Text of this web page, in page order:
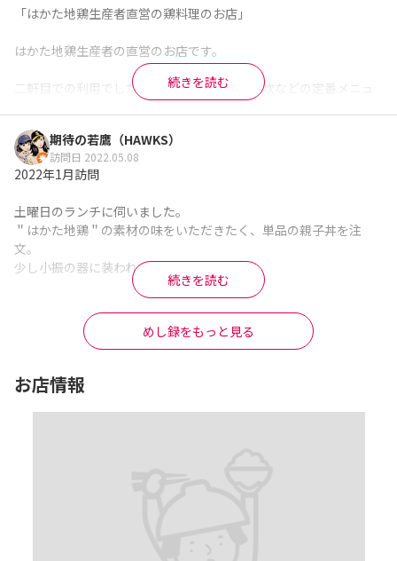
「はかた地鶏生産者直営の鶏料理のお店」
はかた地鶏生産者の直営のお店です。
二軒目での利用でしたが、地鶏の炭火焼や雑炊などの定番メニュ
け等が工夫されており、最後まで楽しめました。
やっぱり、地鶏は歯応え、旨み共に通常の鶏にはないものがあり
ます。
どこの鶏を使っているのかわからないお店や、銘柄鶏を地鶏と謳
って提供するお店も少なくない中、地鶏生産者直営のお店は安心
感があります。
ごちそうさまでした。
※Googleに投稿された口コミです
続きを読む
期待の若鷹（HAWKS）
訪問日 2022.05.08
2022年1月訪問
土曜日のランチに伺いました。
＂はかた地鶏＂の素材の味をいただきたく、単品の親子丼を注
文。
少し小振の器に装われて提供されます。
になるのですが、温々のご飯の上の冷たい黄身は私からすれば余
たっぷり入った鶏肉はさすが地鶏！ブロイラーと違ってコシとコ
クがあり、食べ応えバッチリ！　お腹も十分に満たります。
続きを読む
めし録をもっと見る
お店情報